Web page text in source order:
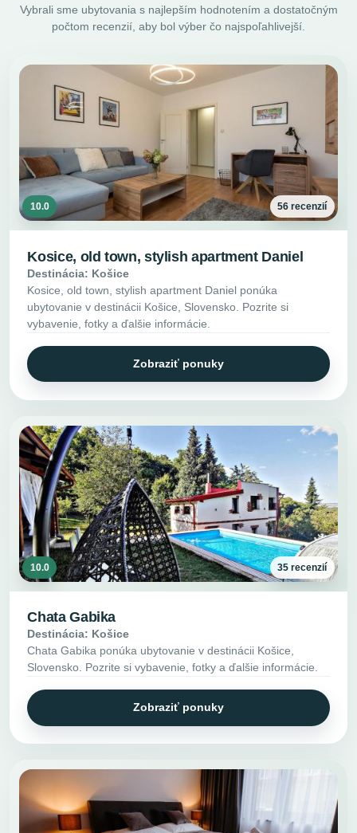
Vybrali sme ubytovania s najlepším hodnotením a dostatočným
počtom recenzií, aby bol výber čo najspoľahlivejší.
10.0 56 recenzií
Kosice, old town, stylish apartment Daniel
Destinácia: Košice
Kosice, old town, stylish apartment Daniel ponúka
ubytovanie v destinácii Košice, Slovensko. Pozrite si
vybavenie, fotky a ďalšie informácie.
Zobraziť ponuky
10.0 35 recenzií
Chata Gabika
Destinácia: Košice
Chata Gabika ponúka ubytovanie v destinácii Košice,
Slovensko. Pozrite si vybavenie, fotky a ďalšie informácie.
Zobraziť ponuky